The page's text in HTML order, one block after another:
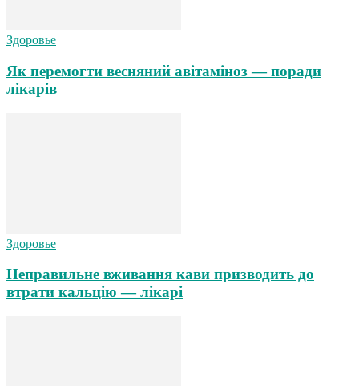
Здоровье
Як перемогти весняний авітаміноз — поради
лікарів
Здоровье
Неправильне вживання кави призводить до
втрати кальцію — лікарі